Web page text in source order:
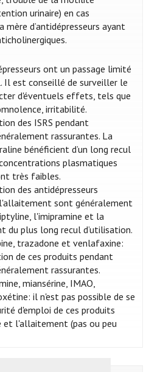
urinaire) en cas
d’antidépresseurs ayant
ont un passage limité
Il est conseillé de surveiller le
d'éventuels effets, tels que
irritabilité.
des ISRS pendant
rassurantes. La
bénéficient d’un long recul
plasmatiques
très faibles.
des antidépresseurs
sont généralement
l'imipramine et la
du plus long recul d’utilisation.
trazadone et venlafaxine:
de ces produits pendant
rassurantes.
miansérine, IMAO,
il n'est pas possible de se
d'emploi de ces produits
et l'allaitement (pas ou peu